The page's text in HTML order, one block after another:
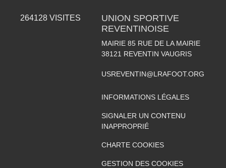
264128 VISITES
UNION SPORTIVE
REVENTINOISE
MAIRIE 85 RUE DE LA MAIRIE
38121 REVENTIN VAUGRIS
USREVENTIN@LRAFOOT.ORG
INFORMATIONS LÉGALES
SIGNALER UN CONTENU
INAPPROPRIÉ
CHARTE COOKIES
GESTION DES COOKIES